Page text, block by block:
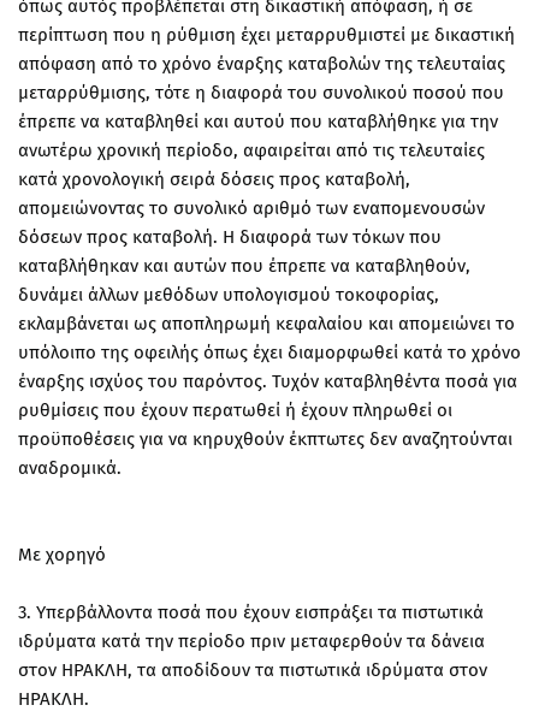
όπως αυτός προβλέπεται στη δικαστική απόφαση, ή σε
περίπτωση που η ρύθμιση έχει μεταρρυθμιστεί με δικαστική
απόφαση από το χρόνο έναρξης καταβολών της τελευταίας
μεταρρύθμισης, τότε η διαφορά του συνολικού ποσού που
έπρεπε να καταβληθεί και αυτού που καταβλήθηκε για την
ανωτέρω χρονική περίοδο, αφαιρείται από τις τελευταίες
κατά χρονολογική σειρά δόσεις προς καταβολή,
απομειώνοντας το συνολικό αριθμό των εναπομενουσών
δόσεων προς καταβολή. Η διαφορά των τόκων που
καταβλήθηκαν και αυτών που έπρεπε να καταβληθούν,
δυνάμει άλλων μεθόδων υπολογισμού τοκοφορίας,
εκλαμβάνεται ως αποπληρωμή κεφαλαίου και απομειώνει το
υπόλοιπο της οφειλής όπως έχει διαμορφωθεί κατά το χρόνο
έναρξης ισχύος του παρόντος. Τυχόν καταβληθέντα ποσά για
ρυθμίσεις που έχουν περατωθεί ή έχουν πληρωθεί οι
προϋποθέσεις για να κηρυχθούν έκπτωτες δεν αναζητούνται
αναδρομικά.
Με χορηγό
3. Υπερβάλλοντα ποσά που έχουν εισπράξει τα πιστωτικά
ιδρύματα κατά την περίοδο πριν μεταφερθούν τα δάνεια
στον ΗΡΑΚΛΗ, τα αποδίδουν τα πιστωτικά ιδρύματα στον
ΗΡΑΚΛΗ.